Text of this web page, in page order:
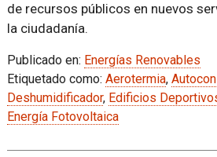
de recursos públicos en nuevos
la ciudadanía.
Publicado en: Energías Renovables
Etiquetado como: Aerotermia,
Deshumidificador, Edificios
Energía Fotovoltaica